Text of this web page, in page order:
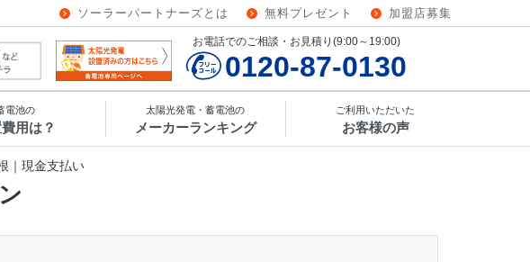
ソーラーパートナーズとは 無料プレゼント 加盟店募集
お電話でのご相談・お見積り(9:00～19:00)
0120-87-0130
電池の
用は？
太陽光発電・蓄電池の
メーカーランキング
ご利用いただいた
お客様の声
｜現金支払い